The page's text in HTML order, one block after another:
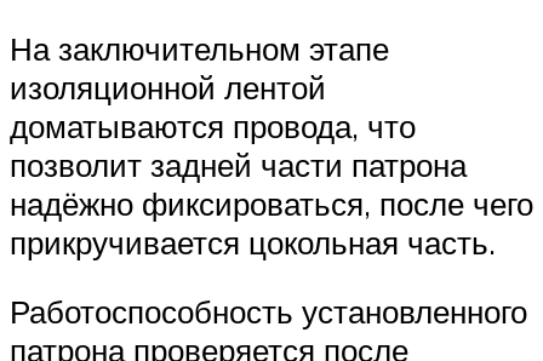
На заключительном этапе
изоляционной лентой
доматываются провода, что
позволит задней части патрона
надёжно фиксироваться, после чего
прикручивается цокольная часть.
Работоспособность установленного
патрона проверяется после